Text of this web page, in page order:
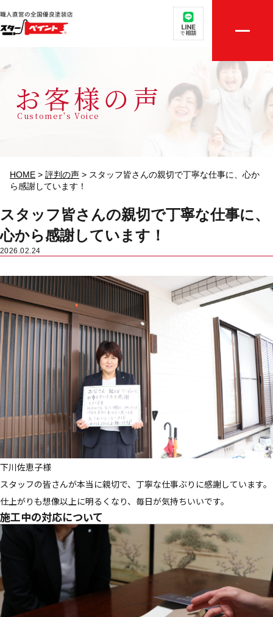
取扱メニュー
選ばれる理由
初めての方へ
雨漏り診断
カラーシミュレーション
新着情報
お客様の声
Customer's Voice
HOME > 評判の声 > スタッフ皆さんの親切で丁寧な仕事に、心か
ら感謝しています！
スタッフ皆さんの親切で丁寧な仕事に、
心から感謝しています！
2026.02.24
下川佐恵子様
スタッフの皆さんが本当に親切で、丁寧な仕事ぶりに感謝しています。
仕上がりも想像以上に明るくなり、毎日が気持ちいいです。
施工中の対応について